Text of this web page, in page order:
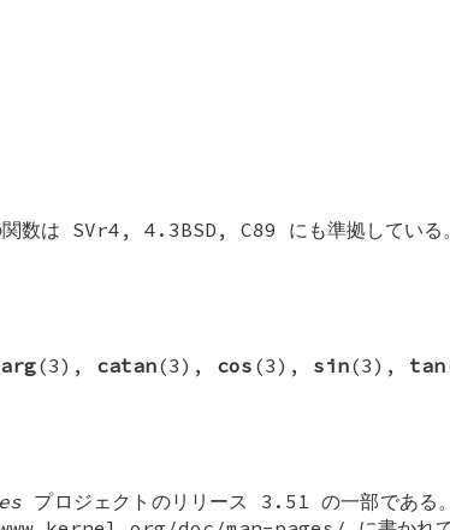
関数は SVr4, 4.3BSD, C89 にも準拠している。
(3), catan(3), cos (3), sin(3), tan
プロジェクトのリリース 3.51 の一部である